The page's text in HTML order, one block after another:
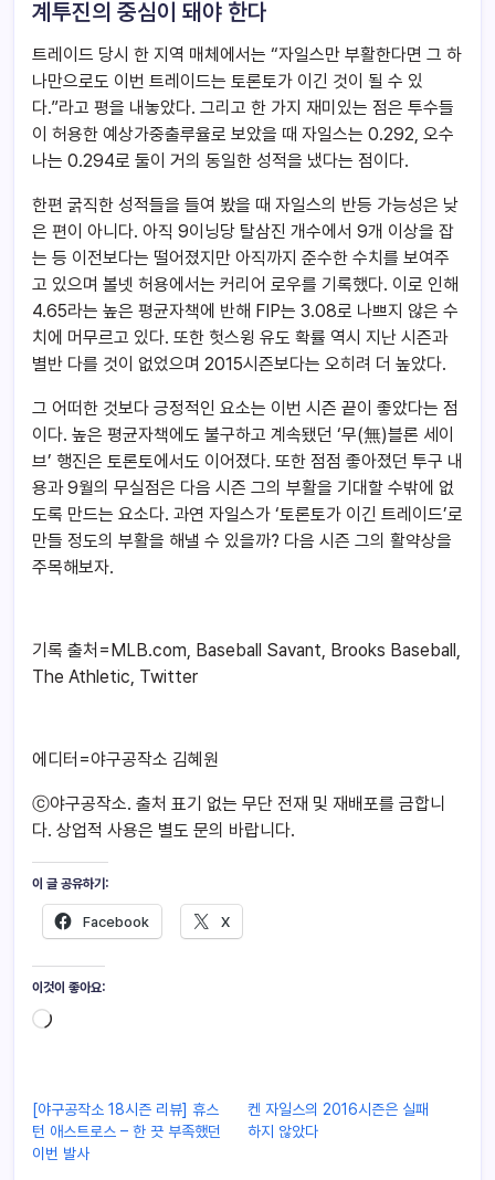
계투진의 중심이 돼야 한다
트레이드 당시 한 지역 매체에서는 “자일스만 부활한다면 그 하
나만으로도 이번 트레이드는 토론토가 이긴 것이 될 수 있
다.”라고 평을 내놓았다. 그리고 한 가지 재미있는 점은 투수들
이 허용한 예상가중출루율로 보았을 때 자일스는 0.292, 오수
나는 0.294로 둘이 거의 동일한 성적을 냈다는 점이다.
한편 굵직한 성적들을 들여 봤을 때 자일스의 반등 가능성은 낮
은 편이 아니다. 아직 9이닝당 탈삼진 개수에서 9개 이상을 잡
는 등 이전보다는 떨어졌지만 아직까지 준수한 수치를 보여주
고 있으며 볼넷 허용에서는 커리어 로우를 기록했다. 이로 인해
4.65라는 높은 평균자책에 반해 FIP는 3.08로 나쁘지 않은 수
치에 머무르고 있다. 또한 헛스윙 유도 확률 역시 지난 시즌과
별반 다를 것이 없었으며 2015시즌보다는 오히려 더 높았다.
그 어떠한 것보다 긍정적인 요소는 이번 시즌 끝이 좋았다는 점
이다. 높은 평균자책에도 불구하고 계속됐던 ‘무(無)블론 세이
브’ 행진은 토론토에서도 이어졌다. 또한 점점 좋아졌던 투구 내
용과 9월의 무실점은 다음 시즌 그의 부활을 기대할 수밖에 없
도록 만드는 요소다. 과연 자일스가 ‘토론토가 이긴 트레이드’로
만들 정도의 부활을 해낼 수 있을까? 다음 시즌 그의 활약상을
주목해보자.
기록 출처=MLB.com, Baseball Savant, Brooks Baseball,
The Athletic, Twitter
에디터=야구공작소 김혜원
ⓒ야구공작소. 출처 표기 없는 무단 전재 및 재배포를 금합니
다. 상업적 사용은 별도 문의 바랍니다.
이 글 공유하기:
Facebook X
이것이 좋아요:
[야구공작소 18시즌 리뷰] 휴스
턴 애스트로스 – 한 끗 부족했던
이번 발사
켄 자일스의 2016시즌은 실패
하지 않았다